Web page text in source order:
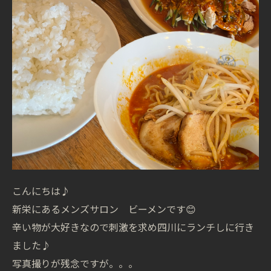
こんにちは♪
新栄にあるメンズサロン ビーメンです😊
辛い物が大好きなので刺激を求め四川にランチしに行き
ました♪
写真撮りが残念ですが。。。